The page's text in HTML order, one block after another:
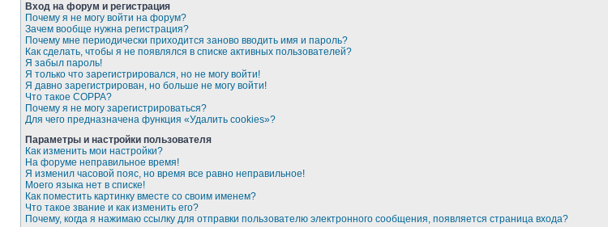
Вход на форум и регистрация
Почему я не могу войти на форум?
Зачем вообще нужна регистрация?
Почему мне периодически приходится заново вводить имя и пароль?
Как сделать, чтобы я не появлялся в списке активных пользователей?
Я забыл пароль!
Я только что зарегистрировался, но не могу войти!
Я давно зарегистрирован, но больше не могу войти!
Что такое COPPA?
Почему я не могу зарегистрироваться?
Для чего предназначена функция «Удалить cookies»?
Параметры и настройки пользователя
Как изменить мои настройки?
На форуме неправильное время!
Я изменил часовой пояс, но время все равно неправильное!
Моего языка нет в списке!
Как поместить картинку вместе со своим именем?
Что такое звание и как изменить его?
Почему, когда я нажимаю ссылку для отправки пользователю электронного сообщения, появляется страница входа?